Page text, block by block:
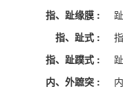
指、趾缘膜 :
指、趾式 :
指、趾蹼式 :
内、外蹠突 :